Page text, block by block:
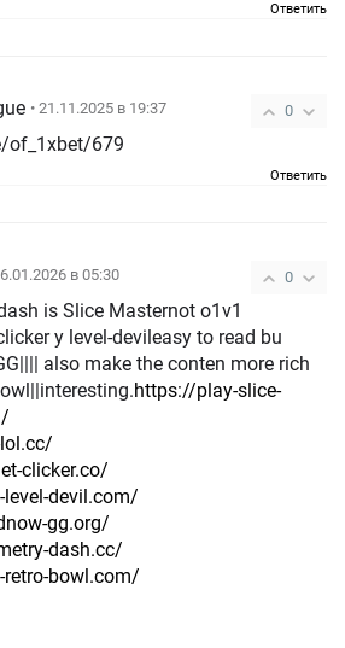
Ответить
0
• 21.11.2025 в 19:37
of_1xbet/679
Ответить
0
в 05:30
is Slice Masternot o1v1
y level-devileasy to read bu
also make the conten more rich
https://play-slice-
clicker.co/
devil.com/
gg.org/
dash.cc/
bowl.com/